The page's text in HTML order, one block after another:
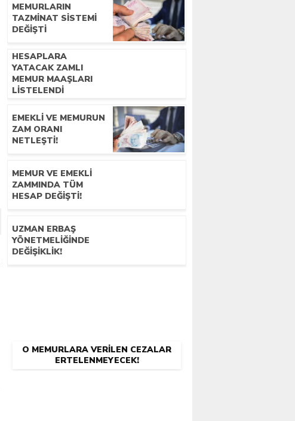
MEMURLARIN
TAZMINAT SISTEMI
DEĞIŞTI
HESAPLARA
YATACAK ZAMLI
MEMUR MAAŞLARI
LISTELENDI
EMEKLI VE MEMURUN
ZAM ORANI
NETLEŞTI!
MEMUR VE EMEKLI
ZAMMINDA TÜM
HESAP DEĞIŞTI!
UZMAN ERBAŞ
YÖNETMELIĞINDE
DEĞIŞIKLIK!
O MEMURLARA VERILEN CEZALAR
ERTELENMEYECEK!